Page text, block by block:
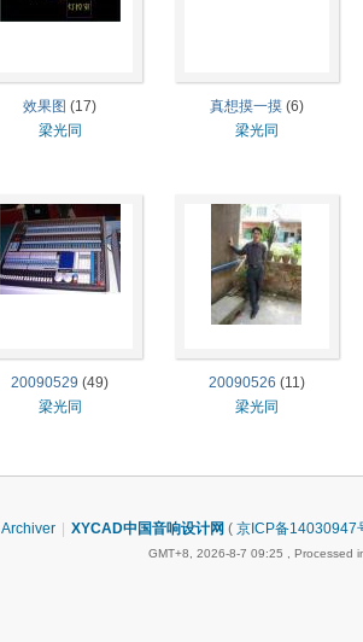
效果图 (17)
梁光同
真想摸一摸(6)
梁光同
20090529 (49)
梁光同
20090526 (11)
梁光同
Archiver | XYCAD中国音响设计网 ( 京ICP备14030947
GMT+8, 2026-8-7 09:25 , Processed